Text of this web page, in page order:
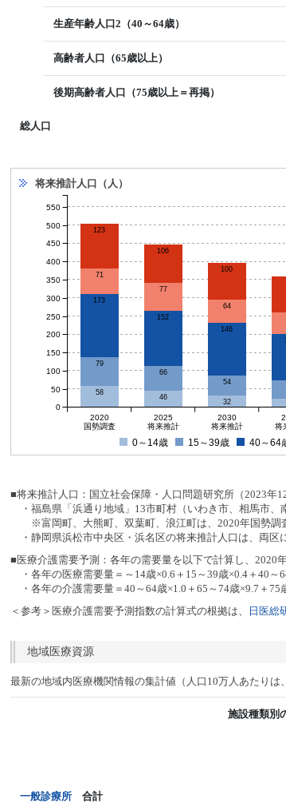
生産年齢人口2（40～64歳）
高齢者人口（65歳以上）
後期高齢者人口（75歳以上＝再掲）
総人口
将来推計人口（人）
58
46
32
79
66
54
173
152
146
71
77
64
123
106
100
2020
国勢調査
2025
将来推計
2030
将来推計
将
0
50
100
150
200
250
300
350
400
450
500
550
0～14歳 15～39歳 40～64
■将来推計人口：国立社会保障・人口問題研究所（2023年
・福島県「浜通り地域」13市町村（いわき市、相馬市、
※富岡町、大熊町、双葉町、浪江町は、2020年国勢調
・静岡県浜松市中央区・浜名区の将来推計人口は、両区
■医療介護需要予測：各年の需要量を以下で計算し、2020
・各年の医療需要量＝～14歳×0.6＋15～39歳×0.4＋40～
・各年の介護需要量＝40～64歳×1.0＋65～74歳×9.7＋75
＜参考＞医療介護需要予測指数の計算式の根拠は、
日医総
地域医療資源
最新の地域内医療機関情報の集計値（人口10万人あたりは
施設種類別
一般診療所 合計